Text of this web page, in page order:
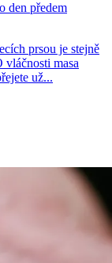
den předem
prsou je stejně
vláčnosti masa
už...